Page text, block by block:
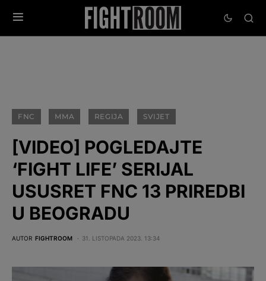
FNC MMA REGIJA SVIJET
[VIDEO] POGLEDAJTE
‘FIGHT LIFE’ SERIJAL
USUSRET FNC 13 PRIREDBI
U BEOGRADU
AUTOR FIGHTROOM 31. LISTOPADA 2023. 13:34